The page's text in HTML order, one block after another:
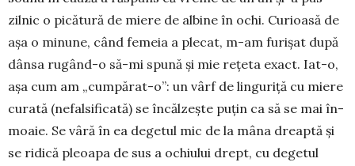
zilnic o pică­tu­ră de miere de al­bi­ne în ochi. Curioa­să de
așa o mi­nu­ne, când femeia a ple­cat, m-am fu­ri­șat după
dânsa rugând-o să-mi spună și mie rețeta exact. Iat-o,
așa cum am „cumpă­rat-o”: un vârf de lin­guriță cu miere
curată (nefalsi­ficată) se încăl­zește puțin ca să se mai în­
moa­ie. Se vâră în ea de­getul mic de la mâna dreaptă și
se ridică pleoapa de sus a ochiului drept, cu degetul